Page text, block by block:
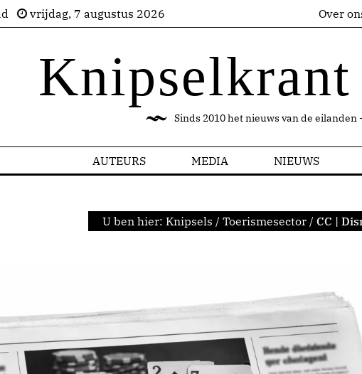
vrijdag, 7 augustus 2026 Over
Knipselkrant
Sinds 2010 het nieuws van de eilanden
AUTEURS MEDIA NIEUWS
U ben hier: Knipsels / Toerismesector / CC |